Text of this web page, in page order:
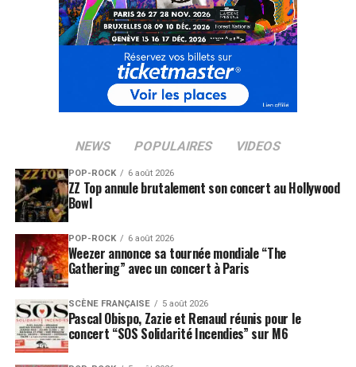
NEWS POPULAIRES VIDEOS
POP-ROCK 6 août 2026
ZZ Top annule brutalement son concert au Hollywood
Bowl
POP-ROCK 6 août 2026
Weezer annonce sa tournée mondiale “The
Gathering” avec un concert à Paris
SCÈNE FRANÇAISE 5 août 2026
Pascal Obispo, Zazie et Renaud réunis pour le
concert “SOS Solidarité Incendies” sur M6